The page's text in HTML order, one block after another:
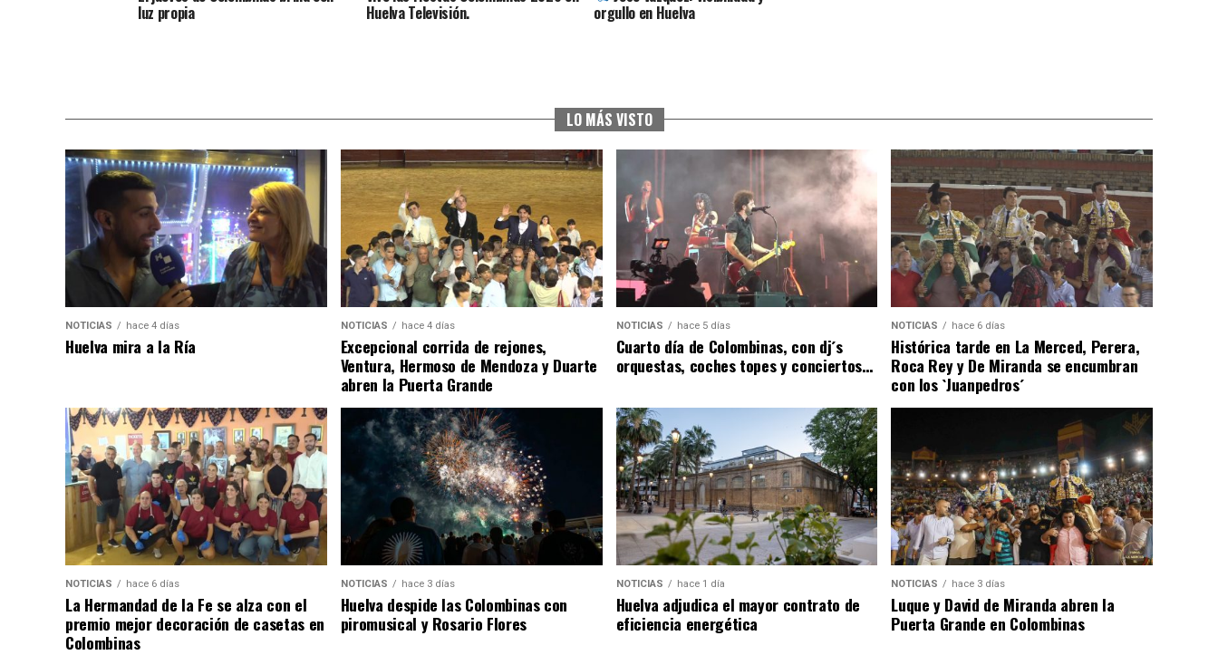
luz propia Huelva Televisión. orgullo en Huelva
LO MÁS VISTO
NOTICIAS hace 4 días
Huelva mira a la Ría
NOTICIAS hace 4 días
Excepcional corrida de rejones,
Ventura, Hermoso de Mendoza y Duarte
abren la Puerta Grande
NOTICIAS hace 5 días
Cuarto día de Colombinas, con dj´s
orquestas, coches topes y conciertos…
NOTICIAS hace 6 días
Histórica tarde en La Merced, Perera,
Roca Rey y De Miranda se encumbran
con los `Juanpedros´
NOTICIAS hace 6 días
La Hermandad de la Fe se alza con el
premio mejor decoración de casetas en
Colombinas
NOTICIAS hace 3 días
Huelva despide las Colombinas con
piromusical y Rosario Flores
NOTICIAS hace 1 día
Huelva adjudica el mayor contrato de
eficiencia energética
NOTICIAS hace 3 días
Luque y David de Miranda abren la
Puerta Grande en Colombinas